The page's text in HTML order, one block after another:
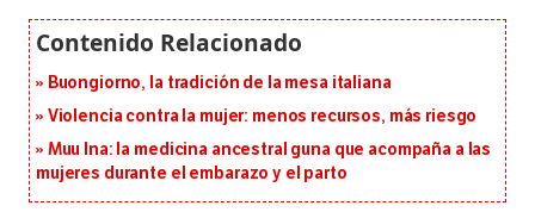
Buongiorno, la tradición de la mesa italiana
Violencia contra la mujer: menos recursos, más riesgo
Muu Ina: la medicina ancestral guna que acompaña a las
mujeres durante el embarazo y el parto